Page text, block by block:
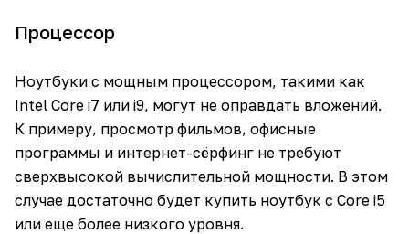
Процессор
Ноутбуки с мощным процессором, такими как
Intel Core i7 или i9, могут не оправдать вложений.
К примеру, просмотр фильмов, офисные
программы и интернет-сёрфинг не требуют
сверхвысокой вычислительной мощности. В этом
случае достаточно будет купить ноутбук с Core i5
или еще более низкого уровня.